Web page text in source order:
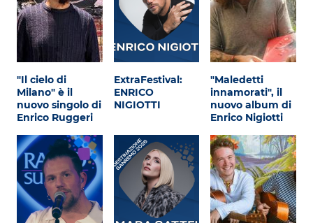
"Il cielo di
Milano" è il
nuovo singolo di
Enrico Ruggeri
ExtraFestival:
ENRICO
NIGIOTTI
"Maledetti
innamorati", il
nuovo album di
Enrico Nigiotti